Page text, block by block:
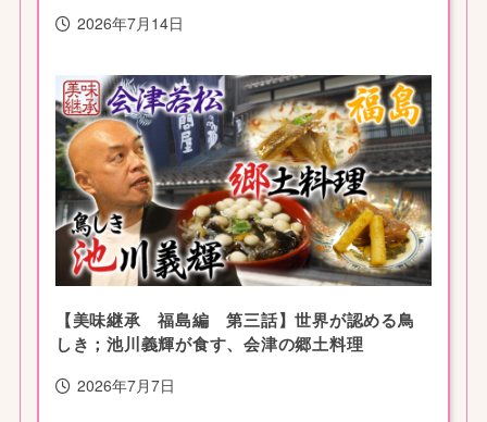
2026年7月14日
【美味継承 福島編 第三話】世界が認める鳥
しき；池川義輝が食す、会津の郷土料理
2026年7月7日